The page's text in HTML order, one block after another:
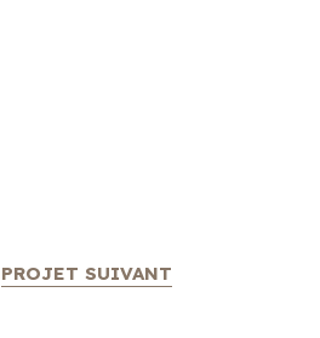
PROJET SUIVANT